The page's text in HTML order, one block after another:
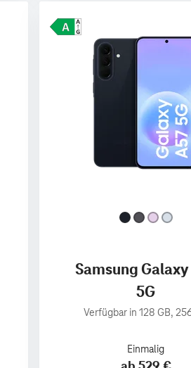
Samsung Galaxy
5G
Verfügbar in 128 GB,
Einmalig